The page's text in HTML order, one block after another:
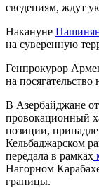
сведениям, ждут
Накануне
на суверенную
Генпрокурор
на
В Азербайджане
провокационный
позиции,
Кельбаджарском
передала в рамках
Нагорном
границы.